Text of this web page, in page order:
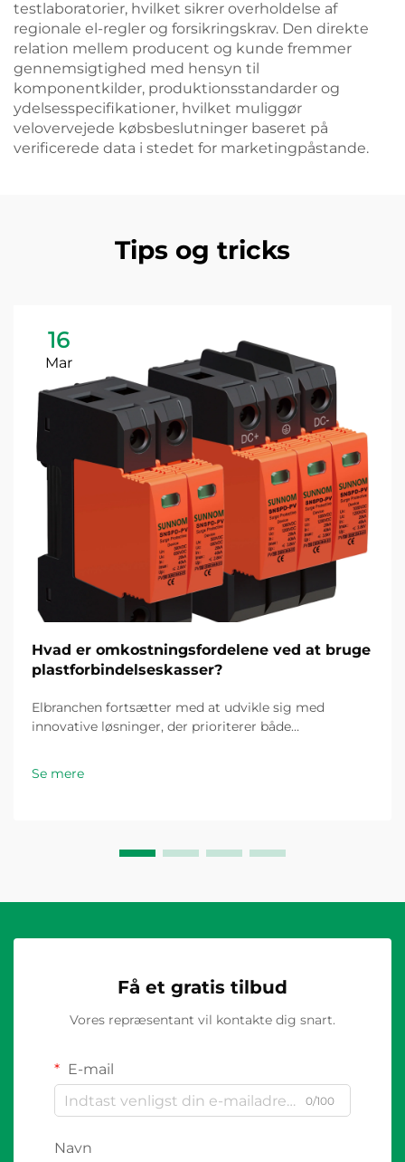
testlaboratorier, hvilket sikrer overholdelse af
regionale el-regler og forsikringskrav. Den direkte
relation mellem producent og kunde fremmer
gennemsigtighed med hensyn til
komponentkilder, produktionsstandarder og
ydelsesspecifikationer, hvilket muliggør
velovervejede købsbeslutninger baseret på
verificerede data i stedet for marketingpåstande.
Tips og tricks
16
Mar
Hvad er omkostningsfordelene ved at bruge
plastforbindelseskasser?
Elbranchen fortsætter med at udvikle sig med
innovative løsninger, der prioriterer både
som en spilændrende komponent til elinstallationer...
Se mere
Få et gratis tilbud
Vores repræsentant vil kontakte dig snart.
E-mail
0/100
Navn